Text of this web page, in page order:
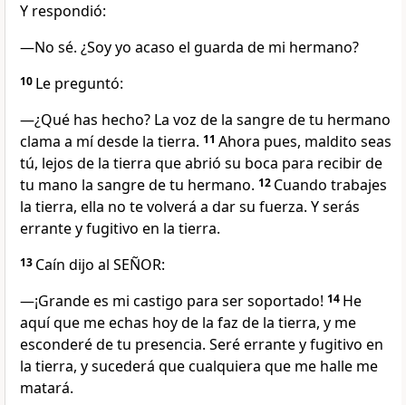
Y respondió:
—No sé. ¿Soy yo acaso el guarda de mi hermano?
10 Le preguntó:
—¿Qué has hecho? La voz de la sangre de tu hermano
clama a mí desde la tierra. 11 Ahora pues, maldito seas
tú, lejos de la tierra que abrió su boca para recibir de
tu mano la sangre de tu hermano. 12 Cuando trabajes
la tierra, ella no te volverá a dar su fuerza. Y serás
errante y fugitivo en la tierra.
13 Caín dijo al SEÑOR:
—¡Grande es mi castigo para ser soportado! 14 He
aquí que me echas hoy de la faz de la tierra, y me
esconderé de tu presencia. Seré errante y fugitivo en
la tierra, y sucederá que cualquiera que me halle me
matará.